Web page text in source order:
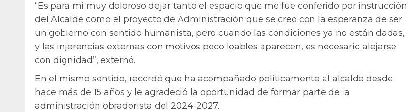
“Es para mi muy doloroso dejar tanto el espacio que me fue conferido por instrucción
del Alcalde como el proyecto de Administración que se creó con la esperanza de ser
un gobierno con sentido humanista, pero cuando las condiciones ya no están dadas,
y las injerencias externas con motivos poco loables aparecen, es necesario alejarse
con dignidad”, externó.
En el mismo sentido, recordó que ha acompañado políticamente al alcalde desde
hace más de 15 años y le agradeció la oportunidad de formar parte de la
administración obradorista del 2024-2027.